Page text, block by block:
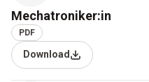
Mechatroniker:in
PDF
Download